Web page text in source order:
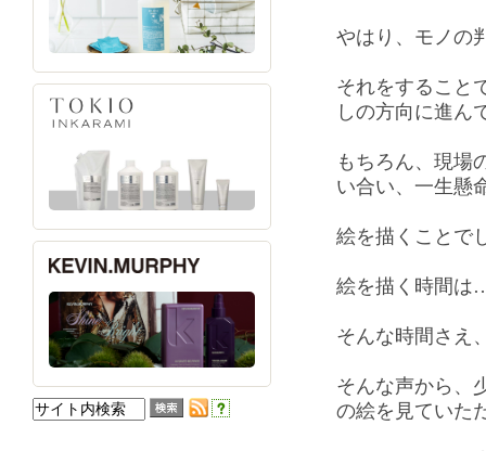
やはり、モノの
それをすること
しの方向に進ん
もちろん、現場
い合い、一生懸
絵を描くことで
絵を描く時間は
そんな時間さえ
そんな声から、
の絵を見ていた